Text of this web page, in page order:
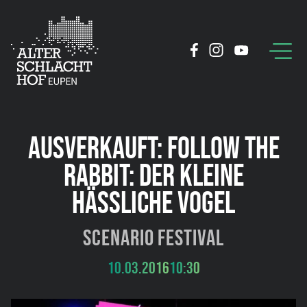
AUSVERKAUFT: FOLLOW THE
RABBIT: DER KLEINE
HÄSSLICHE VOGEL
scenario Festival
10.03.201610:30